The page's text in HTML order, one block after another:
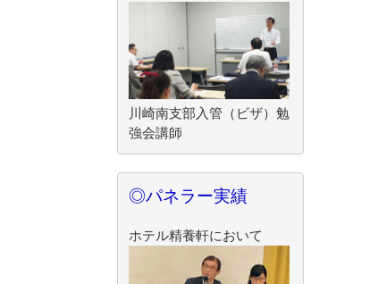
川崎南支部入管（ビザ）勉
強会講師
◎パネラー実績
ホテル精養軒において